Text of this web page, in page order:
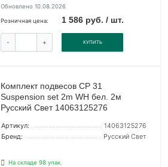
Обновлено 10.08.2026
Розничная цена: 1 586 руб. / шт.
- + КУПИТЬ
Комплект подвесов CP 31
Suspension set 2m WH бел. 2м
Русский Свет 14063125276
Артикул:
14063125276
Бренд:
Русский Свет
На складе 98 упак.